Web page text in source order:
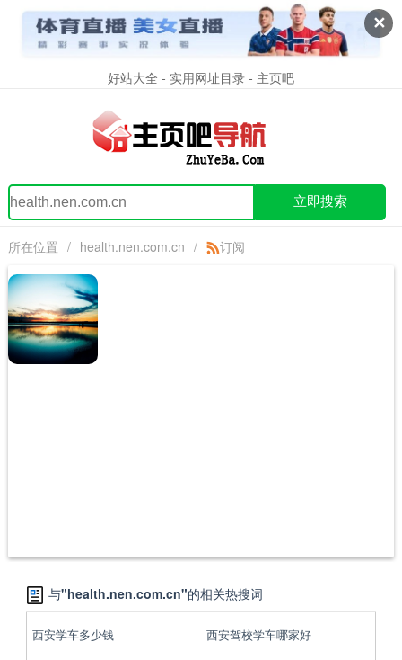
✕
好站大全 - 实用网址目录 - 主页吧
立即搜索
所在位置 / health.nen.com.cn / 订阅
与"health.nen.com.cn"的相关热搜词
西安学车多少钱 西安驾校学车哪家好